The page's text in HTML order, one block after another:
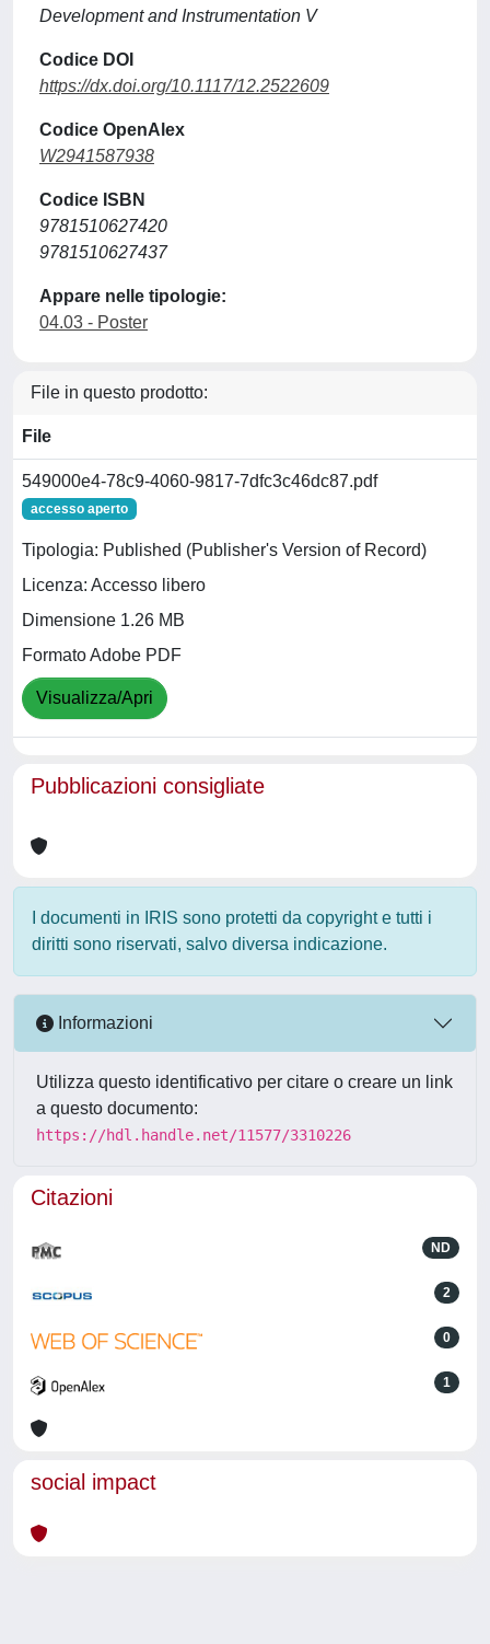
Development and Instrumentation V
Codice DOI
https://dx.doi.org/10.1117/12.2522609
Codice OpenAlex
W2941587938
Codice ISBN
9781510627420
9781510627437
Appare nelle tipologie:
04.03 - Poster
File in questo prodotto:
File
549000e4-78c9-4060-9817-7dfc3c46dc87.pdf
accesso aperto
Tipologia: Published (Publisher's Version of Record)
Licenza: Accesso libero
Dimensione 1.26 MB
Formato Adobe PDF
Visualizza/Apri
Pubblicazioni consigliate
I documenti in IRIS sono protetti da copyright e tutti i
diritti sono riservati, salvo diversa indicazione.
Informazioni
Utilizza questo identificativo per citare o creare un link
a questo documento:
https://hdl.handle.net/11577/3310226
Citazioni
ND
2
0
1
social impact